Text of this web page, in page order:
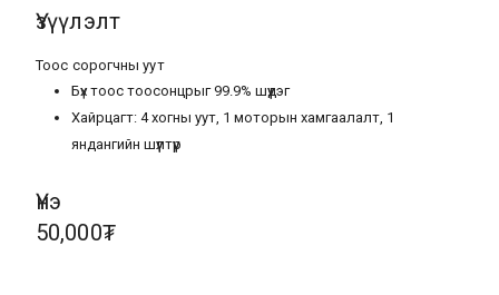
Үзүүлэлт
Тоос сорогчны уут
Бүх тоос тоосонцрыг 99.9% шүүдэг
Хайрцагт: 4 хогны уут, 1 моторын хамгаалалт, 1
яндангийн шүүлтүүр
Үнэ
50,000₮